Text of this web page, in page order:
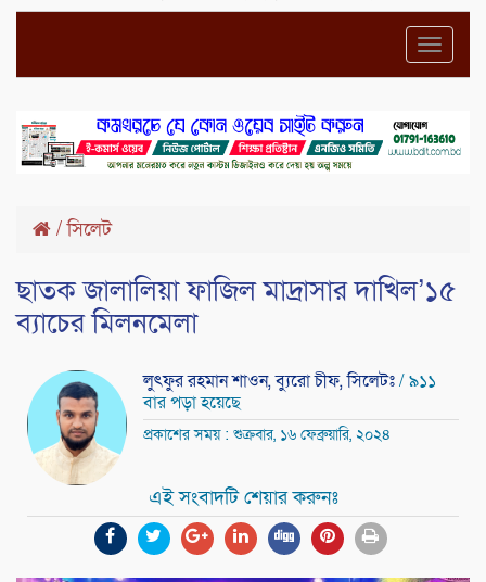
/সিলেট
ছাতক জালালিয়া ফাজিল মাদ্রাসার দাখিল’১৫
ব্যাচের মিলনমেলা
লুৎফুর রহমান শাওন, ব্যুরো চীফ, সিলেটঃ/ ৯১১
বার পড়া হয়েছে
প্রকাশের সময় : শুক্রবার, ১৬ ফেব্রুয়ারি, ২০২৪
এই সংবাদটি শেয়ার করুনঃ